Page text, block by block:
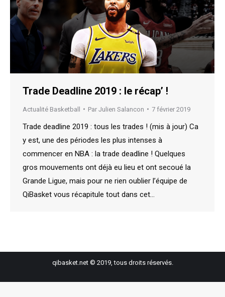
Trade Deadline 2019 : le récap’ !
Actualité Basketball Par Julien Salancon 7 février 2019
Trade deadline 2019 : tous les trades ! (mis à jour) Ca
y est, une des périodes les plus intenses à
commencer en NBA : la trade deadline ! Quelques
gros mouvements ont déjà eu lieu et ont secoué la
Grande Ligue, mais pour ne rien oublier l’équipe de
QiBasket vous récapitule tout dans cet…
qibasket.net © 2019, tous droits réservés.